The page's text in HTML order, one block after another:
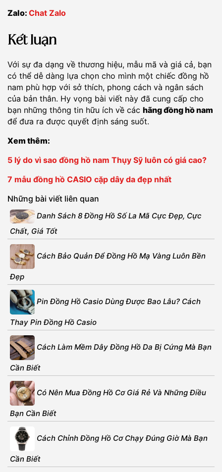
Zalo: Chat Zalo
Kết luận
Với sự đa dạng về thương hiệu, mẫu mã và giá cả, bạn
có thể dễ dàng lựa chọn cho mình một chiếc đồng hồ
nam phù hợp với sở thích, phong cách và ngân sách
của bản thân. Hy vọng bài viết này đã cung cấp cho
bạn những thông tin hữu ích về các hãng đồng hồ nam
để đưa ra được quyết định sáng suốt.
Xem thêm:
5 lý do vì sao đồng hồ nam Thụy Sỹ luôn có giá cao?
7 mẫu đồng hồ CASIO cặp dây da đẹp nhất
Những bài viết liên quan
Danh Sách 8 Đồng Hồ Số La Mã Cực Đẹp, Cực
Chất, Giá Tốt
Cách Bảo Quản Để Đồng Hồ Mạ Vàng Luôn Bền
Đẹp
Pin Đồng Hồ Casio Dùng Được Bao Lâu? Cách
Thay Pin Đồng Hồ Casio
Cách Làm Mềm Dây Đồng Hồ Da Bị Cứng Mà Bạn
Cần Biết
Có Nên Mua Đồng Hồ Cơ Giá Rẻ Và Những Điều
Bạn Cần Biết
Cách Chỉnh Đồng Hồ Cơ Chạy Đúng Giờ Mà Bạn
Cần Biết